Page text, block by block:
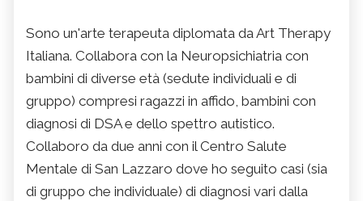
Sono un'arte terapeuta diplomata da Art Therapy
Italiana. Collabora con la Neuropsichiatria con
bambini di diverse età (sedute individuali e di
gruppo) compresi ragazzi in affido, bambini con
diagnosi di DSA e dello spettro autistico.
Collaboro da due anni con il Centro Salute
Mentale di San Lazzaro dove ho seguito casi (sia
di gruppo che individuale) di diagnosi vari dalla